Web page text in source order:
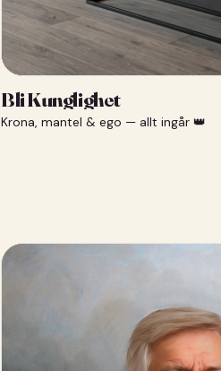
Bli Kunglighet
Krona, mantel & ego — allt ingår 👑